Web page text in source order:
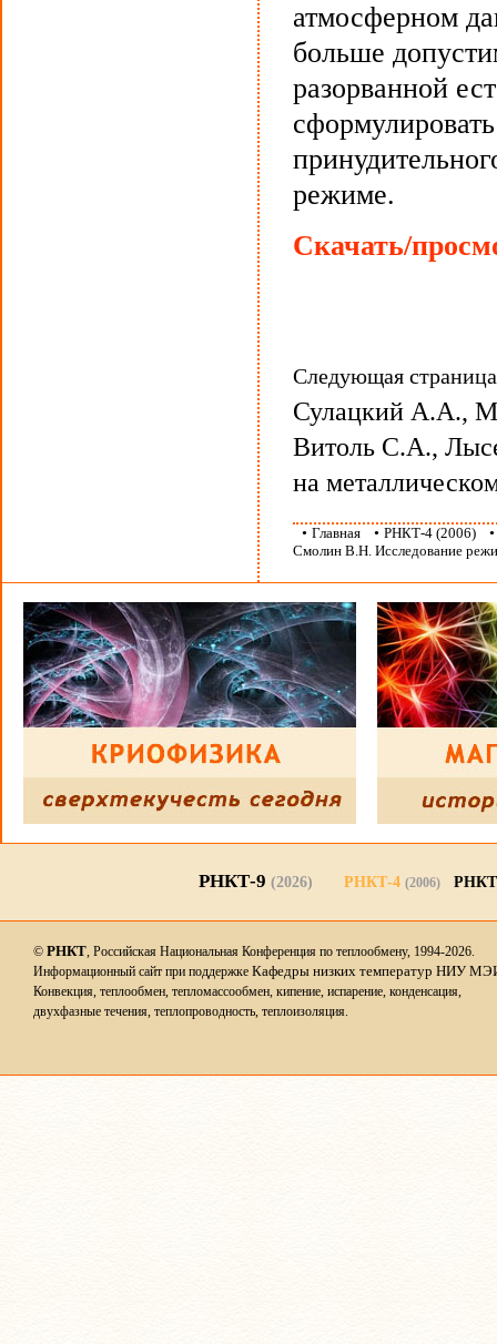
атмосферном
больше
разорванной
режиме.
Скачать/
Следующая
Сулацкий А.А.,
Витоль С.А.,
на
• Главная • РНКТ-4 (2006)
Смолин В.Н. Исследование
РНКТ-9 (2026) РНКТ-4 (2006)
© РНКТ, Российская Национальная Конференция по теплообмену, 1994-2026.
Информационный сайт при поддержке Кафедры низких температур НИУ
Конвекция, теплообмен, тепломассообмен, кипение, испарение, конденсация,
двухфазные течения, теплопроводность, теплоизоляция.